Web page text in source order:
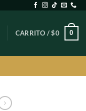
CARRITO /$0 0